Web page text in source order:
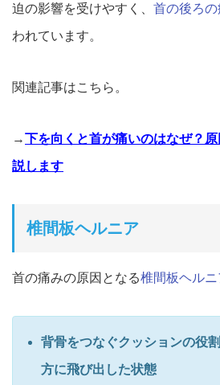
迫の影響を受けやすく、 首の後ろの
われています。
関連記事はこちら。
→下を向くと首が痛いのはなぜ？
説します
椎間板ヘルニア
首の痛みの原因となる椎間板ヘルニ
背骨をつなぐクッションの役
方に飛び出した状態